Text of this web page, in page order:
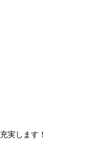
実します！